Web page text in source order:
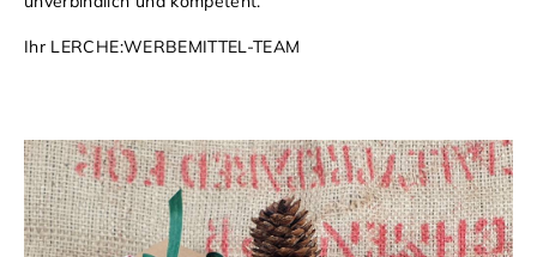
Ihr LERCHE:WERBEMITTEL-TEAM